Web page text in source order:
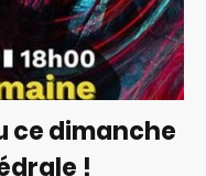
ce dimanche
!